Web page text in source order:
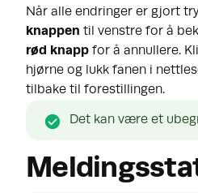
Når alle endringer er gjort
knappen til venstre for å
rød knapp for å annullere.
hjørne og lukk fanen i
tilbake til forestillingen.
Det kan være et